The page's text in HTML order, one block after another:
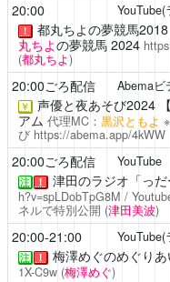
20:00
！ 都丸ちよの夢競馬2018
丸ちよの夢競馬 2024
(都丸ちよ)
20:00ごろ配信 Abemaビ
￥ 声優と夜あそび2024
アム 代理MC： 黒沢ともよ ※
び https://abema.app/4kWW
20:00ごろ配信 YouTube
注 ！ 津田のラジオ「っだ
h?v=spLDobTpG8M /
ネルで特別公開 (津田美波)
20:00-21:00
注 ！ 梅澤めぐのめぐり
1X-C9w (梅澤めぐ)